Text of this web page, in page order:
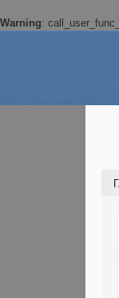
Warning: